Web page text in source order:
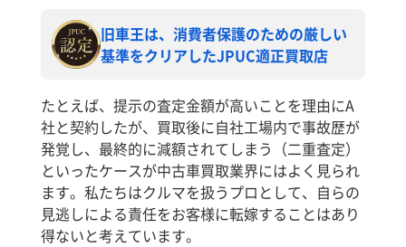
旧車王は、消費者保護のための厳しい
基準をクリアしたJPUC適正買取店
たとえば、提示の査定金額が高いことを理由にA
社と契約したが、買取後に自社工場内で事故歴が
発覚し、最終的に減額されてしまう（二重査定）
といったケースが中古車買取業界にはよく見られ
ます。私たちはクルマを扱うプロとして、自らの
見逃しによる責任をお客様に転嫁することはあり
得ないと考えています。